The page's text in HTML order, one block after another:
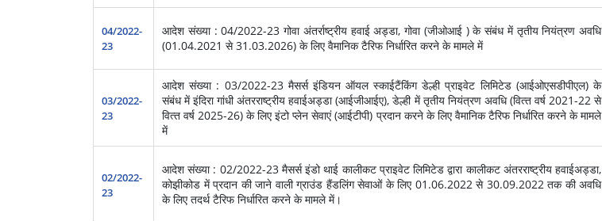
04/2022-
23
आदेश संख्या : 04/2022-23 गोवा अंतर्राष्ट्रीय हवाई अड्डा, गोवा (जीओआई ) के संबंध में तृतीय नियंत्रण अवधि
(01.04.2021 से 31.03.2026) के लिए वैमानिक टैरिफ निर्धारित करने के मामले में
03/2022-
23
आदेश संख्या : 03/2022-23 मैसर्स इंडियन ऑयल स्काईटैंकिंग डेल्ही प्राइवेट लिमिटेड (आईओएसडीपीएल) के
संबंध में इंदिरा गांधी अंतरराष्‍ट्रीय हवाईअड्डा (आईजीआईए), डेल्ही में तृतीय नियंत्रण अवधि (वित्‍त वर्ष 2021-22 से
वित्‍त वर्ष 2025-26) के लिए इंटो प्‍लेन सेवाएं (आईटीपी) प्रदान करने के लिए वैमानिक टैरिफ निर्धारित करने के मामले
में
02/2022-
23
आदेश संख्या : 02/2022-23 मैसर्स इंडो थाई कालीकट प्राइवेट लिमिटेड द्वारा कालीकट अंतरराष्‍ट्रीय हवाईअड्डा,
कोझीकोड में प्रदान की जाने वाली ग्राउंड हैंडलिंग सेवाओं के लिए 01.06.2022 से 30.09.2022 तक की अवधि
के लिए तदर्थ टैरिफ निर्धारित करने के मामले में।